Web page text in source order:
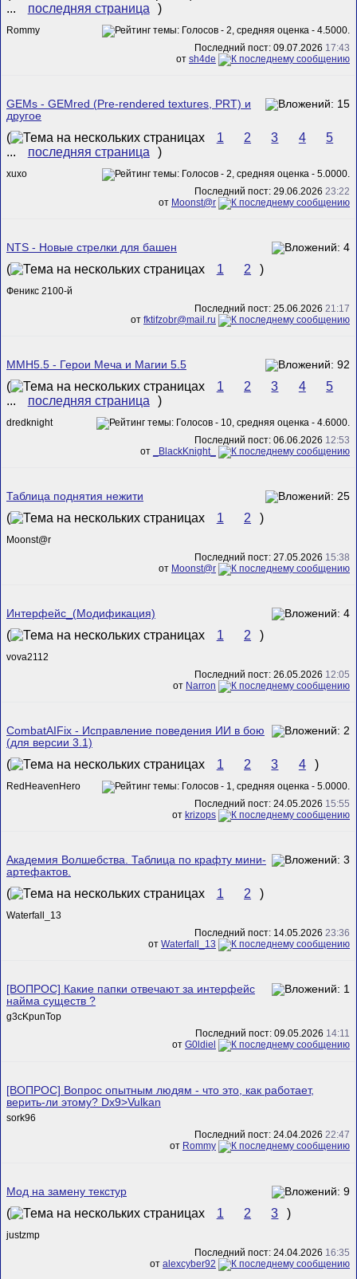
...
последняя страница )
Rommy
Последний пост: 09.07.2026 17:43
от sh4de
GEMs - GEMred (Pre-rendered textures, PRT) и
другое
( 1 2 3 4
5
...
последняя страница )
xuxo
Последний пост: 29.06.2026 23:22
от Mооnst@r
NTS - Новые стрелки для башен
( 1 2 )
Феникс 2100-й
Последний пост: 25.06.2026 21:17
от fktifzobr@mail.ru
MMH5.5 - Герои Меча и Магии 5.5
( 1 2 3 4
5
...
последняя страница )
dredknight
Последний пост: 06.06.2026 12:53
от
_BlackKnight_
Таблица поднятия нежити
( 1 2 )
Mооnst@r
Последний пост: 27.05.2026 15:38
от Mооnst@r
Интерфейс_(Модификация)
( 1 2 )
vova2112
Последний пост: 26.05.2026 12:05
от Narron
CombatAIFix - Исправление поведения ИИ в бою
(для версии 3.1)
( 1 2 3 4 )
RedHeavenHero
Последний пост: 24.05.2026 15:55
от krizops
Академия Волшебства. Таблица по крафту мини-
артефактов.
( 1 2 )
Waterfall_13
Последний пост: 14.05.2026 23:36
от Waterfall_13
[ВОПРОС] Какие папки отвечают за интерфейс
найма существ ?
g3cKpunTop
Последний пост: 09.05.2026 14:11
от G0ldiel
[ВОПРОС] Вопрос опытным людям - что это, как работает,
верить-ли этому? Dx9>Vulkan
sork96
Последний пост: 24.04.2026 22:47
от Rommy
Мод на замену текстур
( 1 2 3 )
justzmp
Последний пост: 24.04.2026 16:35
от alexcyber92